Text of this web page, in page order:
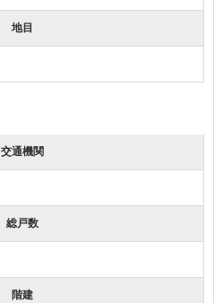
地目
交通機関
総戸数
階建